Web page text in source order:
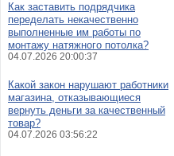
Как заставить подрядчика
переделать некачественно
выполненные им работы по
монтажу натяжного потолка?
04.07.2026 20:00:37
Какой закон нарушают работники
магазина, отказывающиеся
вернуть деньги за качественный
товар?
04.07.2026 03:56:22